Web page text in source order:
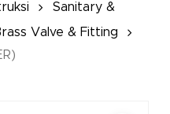
Sanitary &
Valve & Fitting